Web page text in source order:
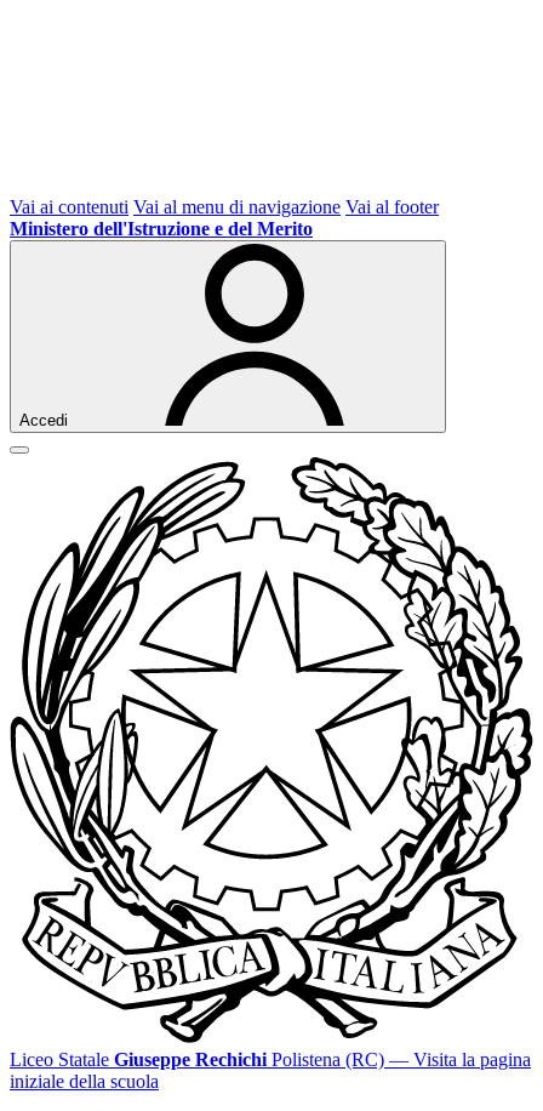
Vai ai contenuti Vai al menu di navigazione Vai al footer
Ministero dell'Istruzione e del Merito
Accedi
Liceo Statale Giuseppe Rechichi Polistena (RC) — Visita la pagina
iniziale della scuola